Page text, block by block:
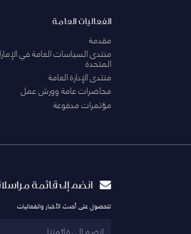
الفعاليات العامة
مقدمة
منتدى السياسات العامة في
المتحدة
منتدى الإدارة العامة
محاضرات عامة وورش عمل
مؤتمرات مدفوعة
انضم إلى قائمة
للحصول على أحدث الأخبار والفعاليات